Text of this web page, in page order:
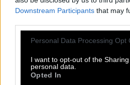
Downstream Participants that may
Please note that this website/app
not limited to your visit or usage
grant or deny consent to Google
use your data for below specified
Personal Data Processing Opt
I want to opt-out of the
personal data.
Opted In